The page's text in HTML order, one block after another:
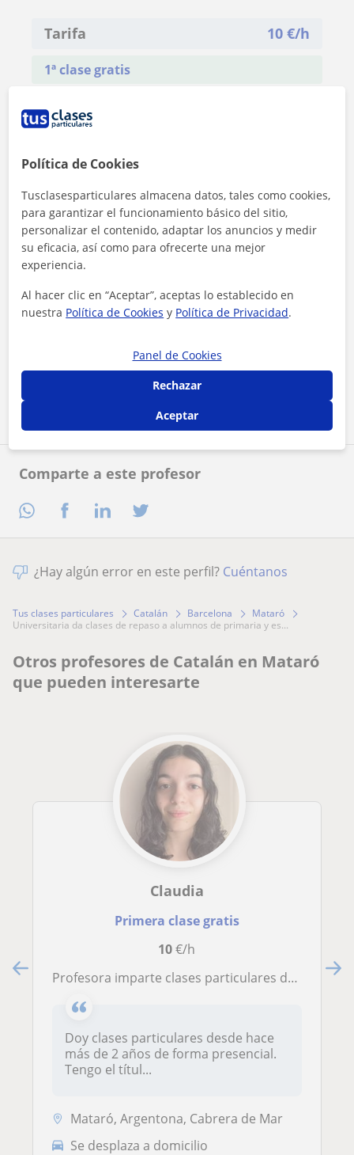
Comparte a este profesor
Tarifa 10 €/h
1ª clase gratis
Contactar ahora
¿Hay algún error en este perfil? Cuéntanos
Tus clases particulares Catalán Barcelona
Mataró
universitaria da clases de repaso a alumnos de primaria y es...
Otros profesores de Catalán en Mataró
que pueden interesarte
Claudia
Primera clase gratis
10€/h
Profesora imparte clases particulares de Inglés, Catalán, Castellano y Matemáticas a niños de todas las edades
Doy clases particulares desde hace
más de 2 años de forma presencial.
Tengo el títul...
Mataró, Argentona, Cabrera de Mar
Se desplaza a domicilio
Política de Cookies
Tusclasesparticulares almacena datos, tales como cookies,
para garantizar el funcionamiento básico del sitio,
personalizar el contenido, adaptar los anuncios y medir
su eficacia, así como para ofrecerte una mejor
experiencia.
Al hacer clic en “Aceptar”, aceptas lo establecido en
nuestra Política de Cookies y Política de Privacidad.
Panel de Cookies
Rechazar
Aceptar